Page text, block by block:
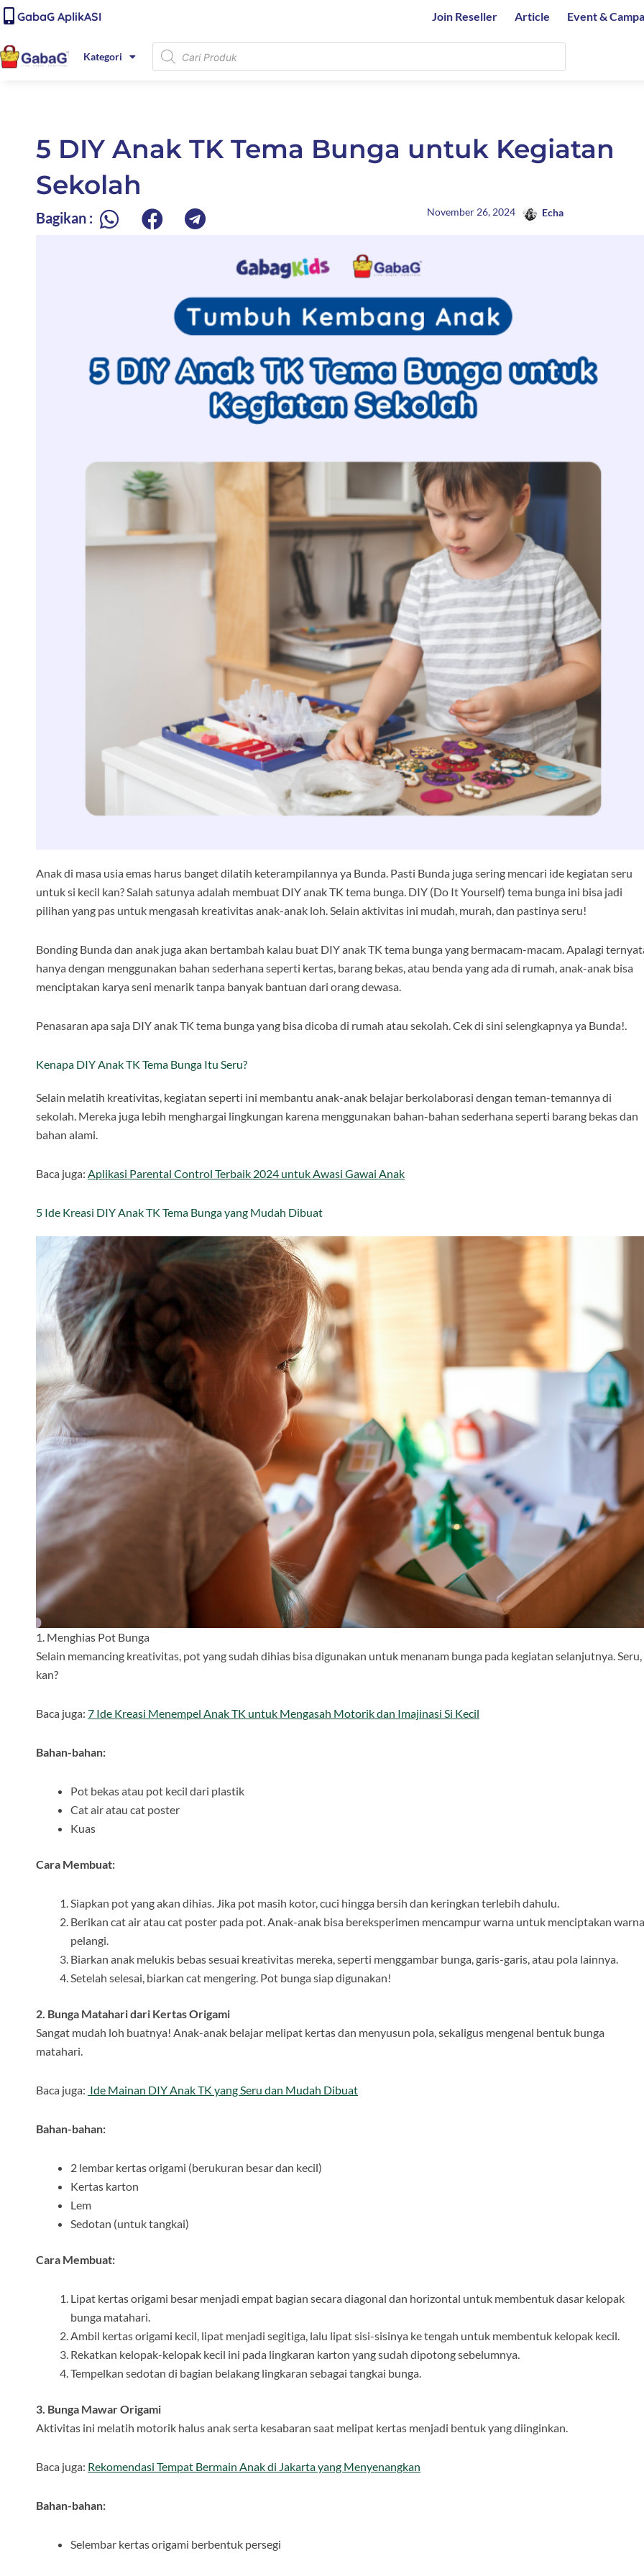
content
Lewati
ke
konten
GabaG AplikASI Join Reseller Article Event &
Kategori
Products
search
5 DIY Anak TK Tema Bunga untuk Kegiatan
Sekolah
Bagikan : November 26, 2024 Echa
Anak di masa usia emas harus banget dilatih keterampilannya ya Bunda. Pasti Bunda juga sering mencari ide kegiatan seru
untuk si kecil kan? Salah satunya adalah membuat DIY anak TK tema bunga. DIY (Do It Yourself) tema bunga ini bisa jadi
pilihan yang pas untuk mengasah kreativitas anak-anak loh. Selain aktivitas ini mudah, murah, dan pastinya seru!
Bonding Bunda dan anak juga akan bertambah kalau buat DIY anak TK tema bunga yang bermacam-macam. Apalagi
hanya dengan menggunakan bahan sederhana seperti kertas, barang bekas, atau benda yang ada di rumah, anak-anak bisa
menciptakan karya seni menarik tanpa banyak bantuan dari orang dewasa.
Penasaran apa saja DIY anak TK tema bunga yang bisa dicoba di rumah atau sekolah. Cek di sini selengkapnya ya Bunda!.
Kenapa DIY Anak TK Tema Bunga Itu Seru?
Selain melatih kreativitas, kegiatan seperti ini membantu anak-anak belajar berkolaborasi dengan teman-temannya di
sekolah. Mereka juga lebih menghargai lingkungan karena menggunakan bahan-bahan sederhana seperti barang bekas dan
bahan alami.
Baca juga: Aplikasi Parental Control Terbaik 2024 untuk Awasi Gawai Anak
5 Ide Kreasi DIY Anak TK Tema Bunga yang Mudah Dibuat
1. Menghias Pot Bunga
Selain memancing kreativitas, pot yang sudah dihias bisa digunakan untuk menanam bunga pada kegiatan selanjutnya. Seru,
kan?
Baca juga: 7 Ide Kreasi Menempel Anak TK untuk Mengasah Motorik dan Imajinasi Si Kecil
Bahan-bahan:
Pot bekas atau pot kecil dari plastik
Cat air atau cat poster
Kuas
Cara Membuat:
Siapkan pot yang akan dihias. Jika pot masih kotor, cuci hingga bersih dan keringkan terlebih dahulu.
Berikan cat air atau cat poster pada pot. Anak-anak bisa bereksperimen mencampur warna untuk menciptakan warna
pelangi.
Biarkan anak melukis bebas sesuai kreativitas mereka, seperti menggambar bunga, garis-garis, atau pola lainnya.
Setelah selesai, biarkan cat mengering. Pot bunga siap digunakan!
2. Bunga Matahari dari Kertas Origami
Sangat mudah loh buatnya! Anak-anak belajar melipat kertas dan menyusun pola, sekaligus mengenal bentuk bunga
matahari.
Baca juga: Ide Mainan DIY Anak TK yang Seru dan Mudah Dibuat
Bahan-bahan:
2 lembar kertas origami (berukuran besar dan kecil)
Kertas karton
Lem
Sedotan (untuk tangkai)
Cara Membuat:
Lipat kertas origami besar menjadi empat bagian secara diagonal dan horizontal untuk membentuk dasar kelopak
bunga matahari.
Ambil kertas origami kecil, lipat menjadi segitiga, lalu lipat sisi-sisinya ke tengah untuk membentuk kelopak kecil.
Rekatkan kelopak-kelopak kecil ini pada lingkaran karton yang sudah dipotong sebelumnya.
Tempelkan sedotan di bagian belakang lingkaran sebagai tangkai bunga.
3. Bunga Mawar Origami
Aktivitas ini melatih motorik halus anak serta kesabaran saat melipat kertas menjadi bentuk yang diinginkan.
Baca juga: Rekomendasi Tempat Bermain Anak di Jakarta yang Menyenangkan
Bahan-bahan:
Selembar kertas origami berbentuk persegi